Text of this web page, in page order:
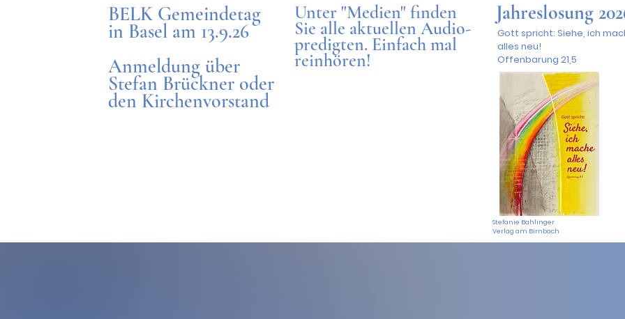
BELK Gemeindetag
in Basel am 13.9.26
Anmeldung über
Stefan Brückner oder
den Kirchenvorstand
Unter "Medien" finden
Sie alle aktuellen Audio-
predigten. Einfach mal
reinhören!
Jahreslosung
Gott spricht: Siehe, ich
alles neu!
Offenbarung 21,5
Stefanie Bahlinger
Verlag am Birnbach